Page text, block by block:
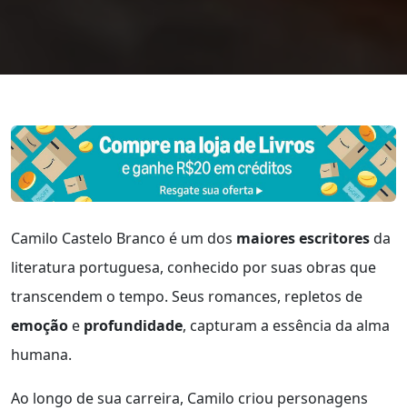
Camilo Castelo Branco é um dos maiores escritoresda
literatura portuguesa, conhecido por suas obras que
transcendem o tempo. Seus romances, repletos de
emoção e profundidade, capturam a essência da alma
humana.
Ao longo de sua carreira, Camilo criou personagens